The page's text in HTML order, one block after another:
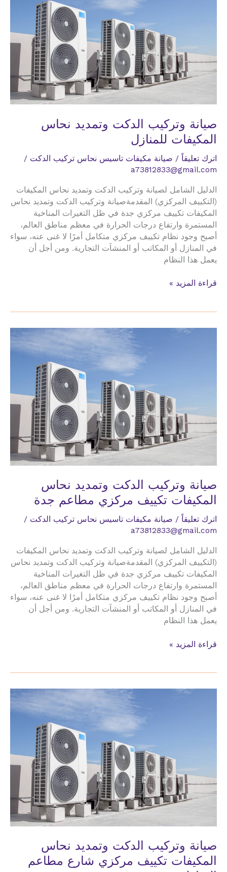
صيانة وتركيب الدكت وتمديد نحاس
المكيفات للمنازل
اترك تعليقاً / صيانة مكيفات تاسيس نحاس تركيب الدكت /
a73812833@gmail.com
الدليل الشامل لصيانة وتركيب الدكت وتمديد نحاس المكيفات
(التكييف المركزي) المقدمةصيانة وتركيب الدكت وتمديد نحاس
المكيفات تكييف مركزي جدة في ظل التغيرات المناخية
المستمرة وارتفاع درجات الحرارة في معظم مناطق العالم،
أصبح وجود نظام تكييف مركزي متكامل أمرًا لا غنى عنه، سواء
في المنازل أو المكاتب أو المنشآت التجارية. ومن أجل أن
يعمل هذا النظام
صيانة
نحاس
قراءة المزيد »
صيانة وتركيب الدكت وتمديد نحاس
المكيفات تكييف مركزي مطاعم جدة
اترك تعليقاً / صيانة مكيفات تاسيس نحاس تركيب الدكت /
a73812833@gmail.com
الدليل الشامل لصيانة وتركيب الدكت وتمديد نحاس المكيفات
(التكييف المركزي) المقدمةصيانة وتركيب الدكت وتمديد نحاس
المكيفات تكييف مركزي جدة في ظل التغيرات المناخية
المستمرة وارتفاع درجات الحرارة في معظم مناطق العالم،
أصبح وجود نظام تكييف مركزي متكامل أمرًا لا غنى عنه، سواء
في المنازل أو المكاتب أو المنشآت التجارية. ومن أجل أن
يعمل هذا النظام
صيانة
نحاس
قراءة المزيد »
صيانة وتركيب الدكت وتمديد نحاس
المكيفات تكييف مركزي شارع مطاعم